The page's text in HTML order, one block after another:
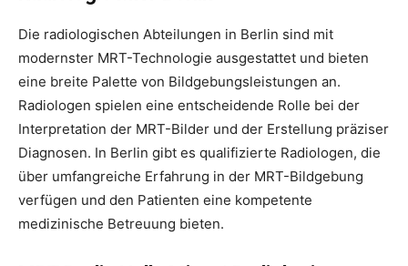
Die radiologischen Abteilungen in Berlin sind mit
modernster MRT-Technologie ausgestattet und bieten
eine breite Palette von Bildgebungsleistungen an.
Radiologen spielen eine entscheidende Rolle bei der
Interpretation der MRT-Bilder und der Erstellung präziser
Diagnosen. In Berlin gibt es qualifizierte Radiologen, die
über umfangreiche Erfahrung in der MRT-Bildgebung
verfügen und den Patienten eine kompetente
medizinische Betreuung bieten.